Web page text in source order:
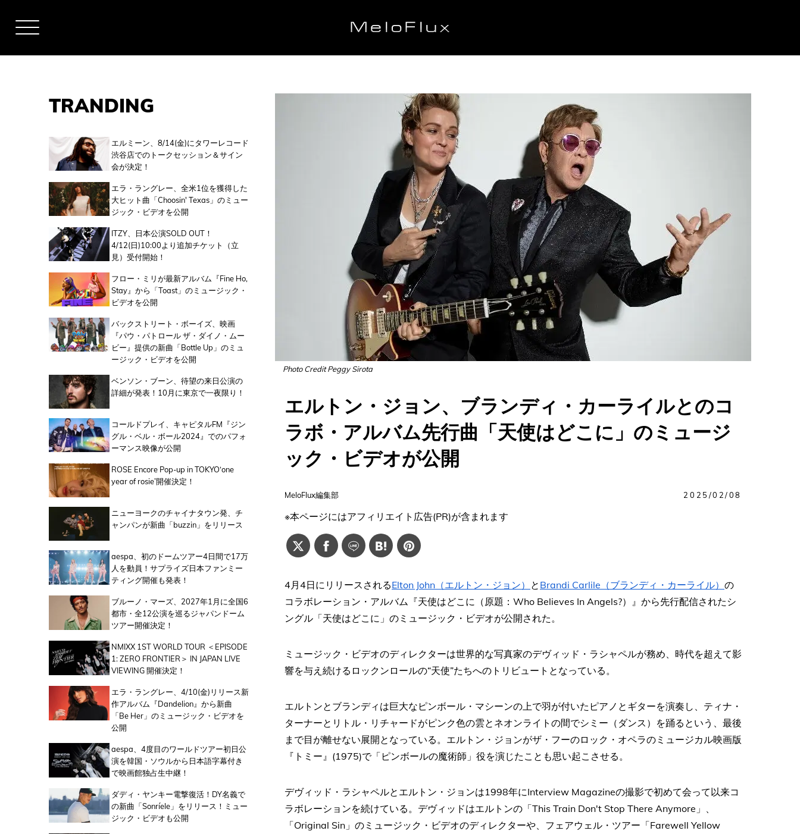
Photo Credit Peggy Sirota
エルトン・ジョン、ブランディ・カーライルとのコ
ラボ・アルバム先行曲「天使はどこに」のミュージ
ック・ビデオが公開
MeloFlux編集部 2025/02/08
※本ページにはアフィリエイト広告(PR)が含まれます
4月4日にリリースされるElton John（エルトン・ジョン） と Brandi Carlile（ブランディ・カーライル） の
コラボレーション・アルバム『天使はどこに（原題：Who Believes In Angels?）』から先行配信されたシ
ングル「天使はどこに」のミュージック・ビデオが公開された。
ミュージック・ビデオのディレクターは世界的な写真家のデヴィッド・ラシャペルが務め、時代を超えて影
響を与え続けるロックンロールの“天使”たちへのトリビュートとなっている。
エルトンとブランディは巨大なピンボール・マシーンの上で羽が付いたピアノとギターを演奏し、ティナ・
ターナーとリトル・リチャードがピンク色の雲とネオンライトの間でシミー（ダンス）を踊るという、最後
まで目が離せない展開となっている。エルトン・ジョンがザ・フーのロック・オペラのミュージカル映画版
『トミー』(1975)で「ピンボールの魔術師」役を演じたことも思い起こさせる。
デヴィッド・ラシャペルとエルトン・ジョンは1998年にInterview Magazineの撮影で初めて会って以来コ
ラボレーションを続けている。デヴィッドはエルトンの「This Train Don't Stop There Anymore」、
「Original Sin」のミュージック・ビデオのディレクターや、フェアウェル・ツアー「Farewell Yellow
TRANDING
エルミーン、8/14(金)にタワーレコード
渋谷店でのトークセッション＆サイン
会が決定！
エラ・ラングレー、全米1位を獲得した
大ヒット曲「Choosin' Texas」のミュー
ジック・ビデオを公開
ITZY、日本公演SOLD OUT！
4/12(日)10:00より追加チケット（立
見）受付開始！
フロー・ミリが最新アルバム『Fine Ho,
Stay』から「Toast」のミュージック・
ビデオを公開
バックストリート・ボーイズ、映画
『パウ・パトロール ザ・ダイノ・ムー
ビー』提供の新曲「Bottle Up」のミュ
ージック・ビデオを公開
ベンソン・ブーン、待望の来日公演の
詳細が発表！10月に東京で一夜限り！
コールドプレイ、キャピタルFM『ジン
グル・ベル・ボール2024』でのパフォ
ーマンス映像が公開
ROSE Encore Pop-up in TOKYO‘one
year of rosie’開催決定！
ニューヨークのチャイナタウン発、チ
ャンパンが新曲「buzzin」をリリース
aespa、初のドームツアー4日間で17万
人を動員！サプライズ日本ファンミー
ティング開催も発表！
ブルーノ・マーズ、2027年1月に全国6
都市・全12公演を巡るジャパンドーム
ツアー開催決定！
NMIXX 1ST WORLD TOUR ＜EPISODE
1: ZERO FRONTIER＞ IN JAPAN LIVE
VIEWING 開催決定！
エラ・ラングレー、4/10(金)リリース新
作アルバム『Dandelion』から新曲
「Be Her」のミュージック・ビデオを
公開
aespa、4度目のワールドツアー初日公
演を韓国・ソウルから日本語字幕付き
で映画館独占生中継！
ダディ・ヤンキー電撃復活！DY名義で
の新曲「Sonríele」をリリース！ミュー
ジック・ビデオも公開